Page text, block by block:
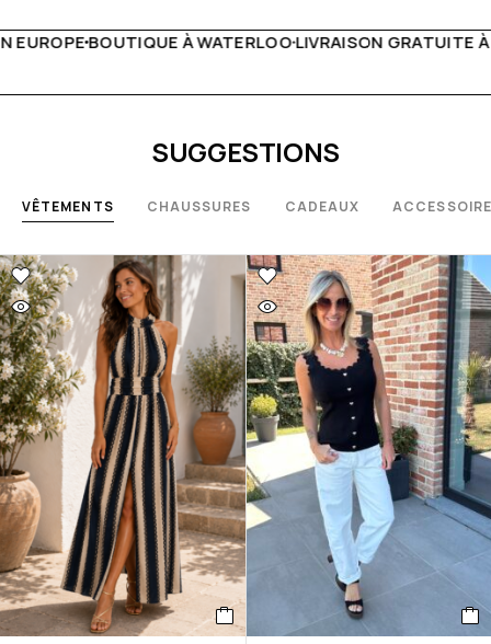
LIVRAISON GRATUITE À PARTIR DE 150€LIVE
SUGGESTIONS
VÊTEMENTS CHAUSSURES CADEAUX